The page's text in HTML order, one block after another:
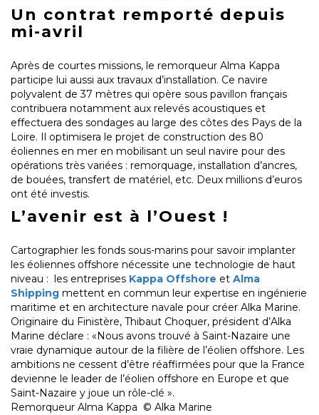
Un contrat remporté depuis
mi-avril
Après de courtes missions, le remorqueur Alma Kappa
participe lui aussi aux travaux d’installation. Ce navire
polyvalent de 37 mètres qui opère sous pavillon français
contribuera notamment aux relevés acoustiques et
effectuera des sondages au large des côtes des Pays de la
Loire. Il optimisera le projet de construction des 80
éoliennes en mer en mobilisant un seul navire pour des
opérations très variées : remorquage, installation d’ancres,
de bouées, transfert de matériel, etc. Deux millions d’euros
ont été investis.
L’avenir est à l’Ouest !
Cartographier les fonds sous-marins pour savoir implanter
les éoliennes offshore nécessite une technologie de haut
niveau : les entreprises Kappa Offshore et Alma
Shipping mettent en commun leur expertise en ingénierie
maritime et en architecture navale pour créer Alka Marine.
Originaire du Finistère, Thibaut Choquer, président d’Alka
Marine déclare : «Nous avons trouvé à Saint-Nazaire une
vraie dynamique autour de la filière de l’éolien offshore. Les
ambitions ne cessent d’être réaffirmées pour que la France
devienne le leader de l’éolien offshore en Europe et que
Saint-Nazaire y joue un rôle-clé ».
Remorqueur Alma Kappa © Alka Marine